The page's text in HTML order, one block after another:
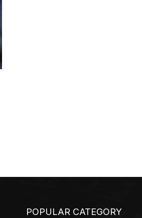
POPULAR CATEGORY